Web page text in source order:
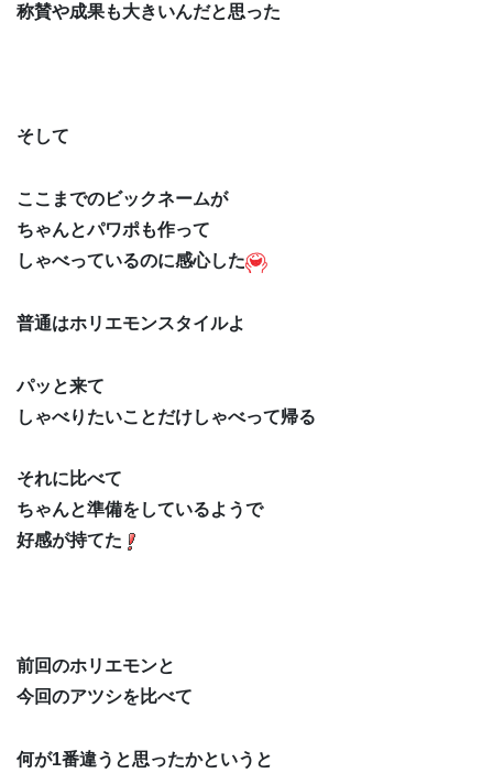
称賛や成果も大きいんだと思った
そして
ここまでのビックネームが
ちゃんとパワポも作って
しゃべっているのに感心した
普通はホリエモンスタイルよ
パッと来て
しゃべりたいことだけしゃべって帰る
それに比べて
ちゃんと準備をしているようで
好感が持てた
前回のホリエモンと
今回のアツシを比べて
何が1番違うと思ったかというと